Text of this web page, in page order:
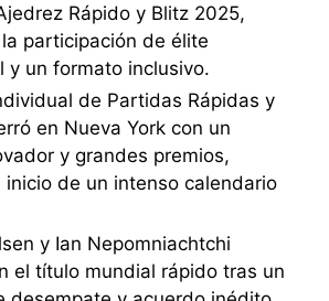
Rápido y Blitz 2025,
participación de élite
y un formato inclusivo.
de Partidas Rápidas y
en Nueva York con un
y grandes premios,
inicio de un intenso calendario
y Ian Nepomniachtchi
el título mundial rápido tras un